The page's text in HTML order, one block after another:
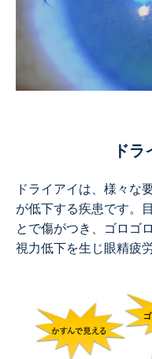
ドラ
ドライアイは、様々な
が低下する疾患です。
とで傷がつき、ゴロゴ
視力低下を生じ眼精疲